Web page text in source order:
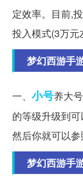
定效率。目前,
投入模式(3万元
梦幻西游手
一、 小号养大
的等级升级到
然后你就可以
梦幻西游手